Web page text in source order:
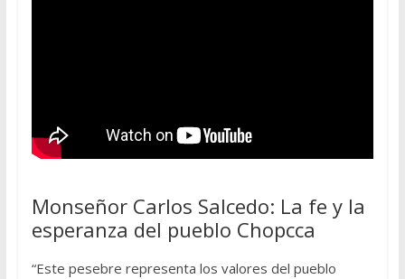
Monseñor Carlos Salcedo: La fe y la
esperanza del pueblo Chopcca
“Este pesebre representa los valores del pueblo